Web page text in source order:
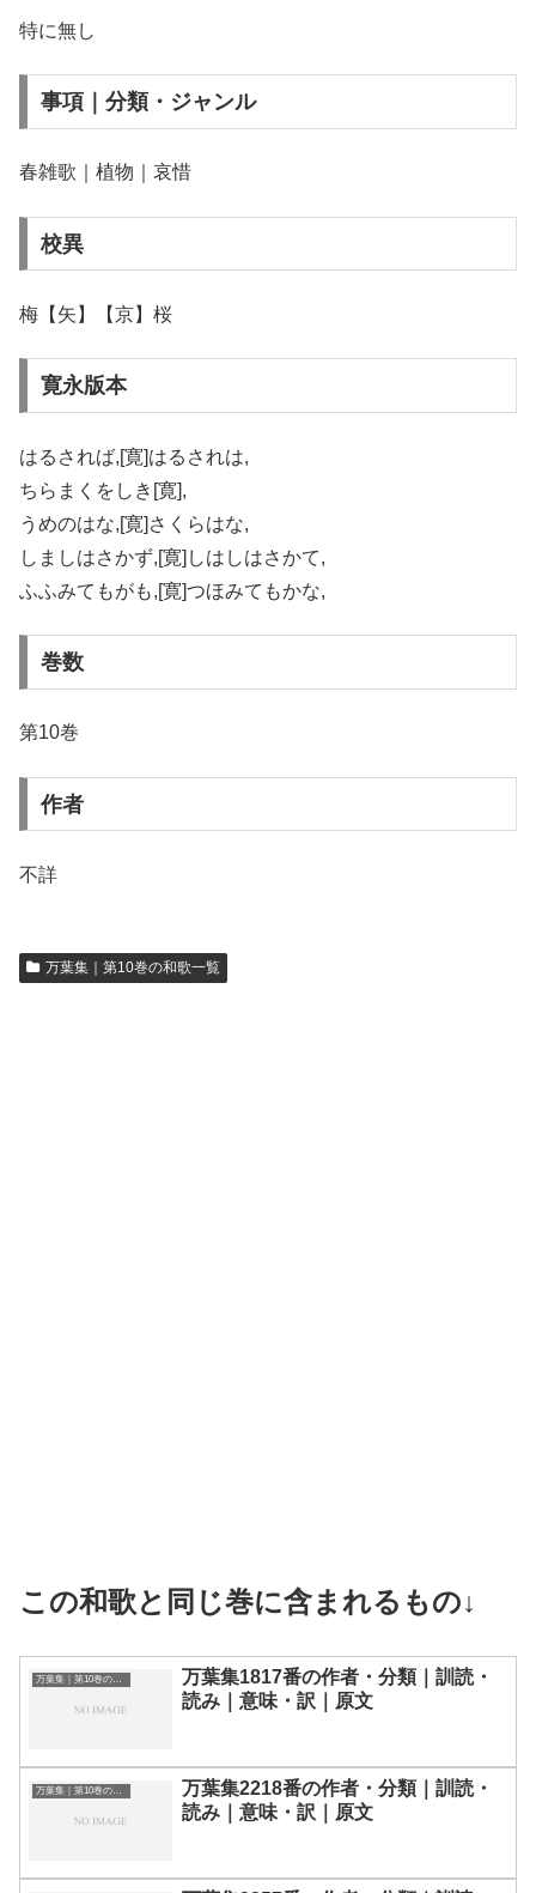
特に無し
事項｜分類・ジャンル
春雑歌｜植物｜哀惜
校異
梅【矢】【京】桜
寛永版本
はるされば,[寛]はるされは,
ちらまくをしき[寛],
うめのはな,[寛]さくらはな,
しましはさかず,[寛]しはしはさかて,
ふふみてもがも,[寛]つほみてもかな,
巻数
第10巻
作者
不詳
万葉集｜第10巻の和歌一覧
この和歌と同じ巻に含まれるもの↓
万葉集｜第10巻の和歌一覧
万葉集1817番の作者・分類｜訓読・
読み｜意味・訳｜原文
万葉集｜第10巻の和歌一覧
万葉集2218番の作者・分類｜訓読・
読み｜意味・訳｜原文